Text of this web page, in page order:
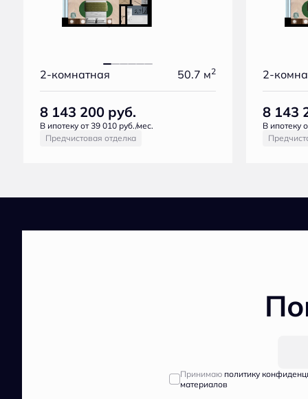
2-комнатная 50.7 м2
8 143 200 руб.
В ипотеку от 39 010 руб./мес.
Предчистовая отделка
2-
8 143
В ипотеку
Принимаю политику
материалов